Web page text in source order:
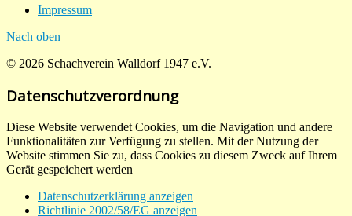
Impressum
Nach oben
© 2026 Schachverein Walldorf 1947 e.V.
Datenschutzverordnung
Diese Website verwendet Cookies, um die Navigation und andere
Funktionalitäten zur Verfügung zu stellen. Mit der Nutzung der
Website stimmen Sie zu, dass Cookies zu diesem Zweck auf Ihrem
Gerät gespeichert werden
Datenschutzerklärung anzeigen
Richtlinie 2002/58/EG anzeigen